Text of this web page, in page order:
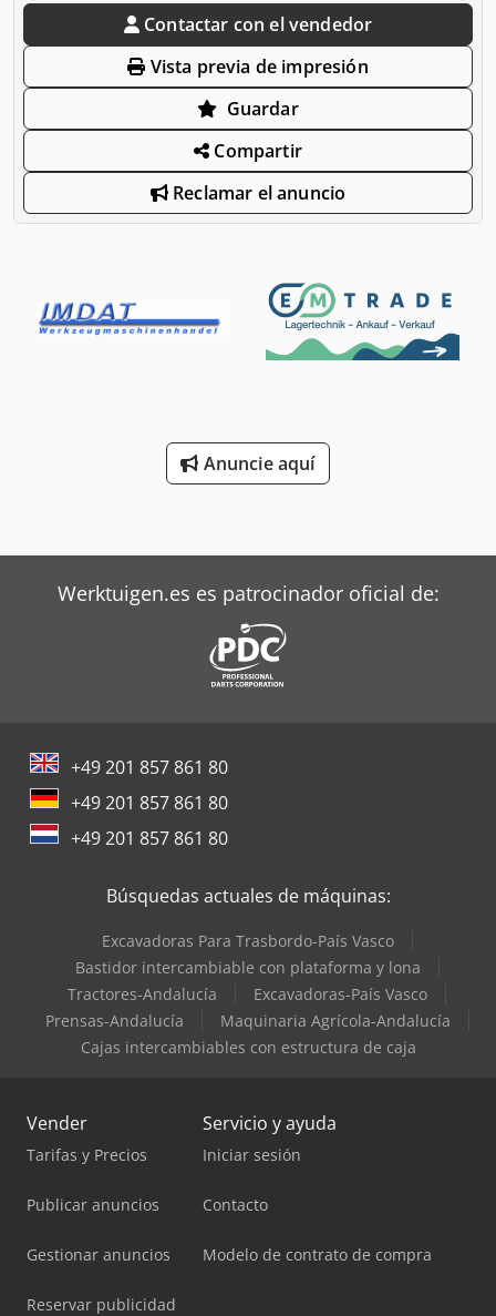
Contactar con el vendedor
Vista previa de impresión
Guardar
Compartir
Reclamar el anuncio
Anuncie aquí
Werktuigen.es es patrocinador oficial de:
+49 201 857 861 80
+49 201 857 861 80
+49 201 857 861 80
Búsquedas actuales de máquinas:
Excavadoras Para Trasbordo-País Vasco
Bastidor intercambiable con plataforma y lona
Tractores-Andalucía
Excavadoras-País Vasco
Prensas-Andalucía
Maquinaria Agrícola-Andalucía
Cajas intercambiables con estructura de caja
Vender
Tarifas y Precios
Publicar anuncios
Gestionar anuncios
Reservar publicidad
Servicio y ayuda
Iniciar sesión
Contacto
Modelo de contrato de compra